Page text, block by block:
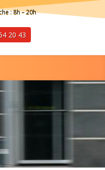
: 8h – 20h
20 43